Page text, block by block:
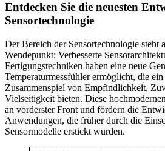
Entdecken Sie die neuesten
Sensortechnologie
Der Bereich der Sensortechnologie steht
Wendepunkt: Verbesserte
Fertigungstechniken haben eine neue
Temperaturmessfühler ermöglicht, die
Zusammenspiel von Empfindlichkeit,
Vielseitigkeit bieten. Diese
an vorderster Front und fördern die
Anwendungen, die früher durch die
Sensormodelle erstickt wurden.